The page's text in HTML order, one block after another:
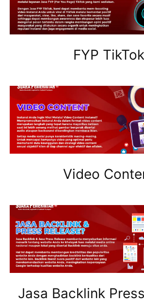
FYP TikTok
Video
Jasa Backlink